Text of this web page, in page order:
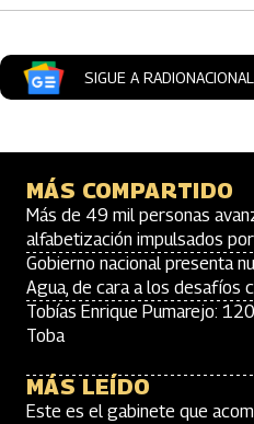
SIGUE A
MÁS COMPARTIDO
Más de 49 mil personas
alfabetización impulsados
Gobierno nacional presenta
Agua, de cara a los desafíos
Tobías Enrique Pumarejo:
Toba
MÁS LEÍDO
Este es el gabinete que